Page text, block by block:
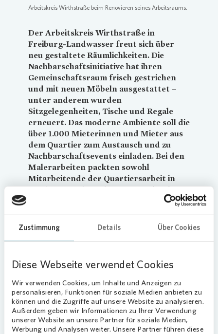
Zustimmung Details Über Cookies
Diese Webseite verwendet Cookies
Wir verwenden Cookies, um Inhalte und Anzeigen zu
personalisieren, Funktionen für soziale Medien anbieten zu
können und die Zugriffe auf unsere Website zu analysieren.
Außerdem geben wir Informationen zu Ihrer Verwendung
unserer Website an unsere Partner für soziale Medien,
Werbung und Analysen weiter. Unsere Partner führen diese
Arbeitskreis Wirthstraße beim Renovieren seines Arbeitsraums.
Der Arbeitskreis Wirthstraße in
Freiburg-Landwasser freut sich über
neu gestaltete Räumlichkeiten. Die
Nachbarschaftsinitiative hat ihren
Gemeinschaftsraum frisch gestrichen
und mit neuen Möbeln ausgestattet –
unter anderem wurden
Sitzgelegenheiten, Tische und Regale
erneuert. Das moderne Ambiente soll die
über 1.000 Mieterinnen und Mieter aus
dem Quartier zum Austausch und zu
Nachbarschaftsevents einladen. Bei den
Malerarbeiten packten sowohl
Mitarbeitende der Quartiersarbeit in
Landwasser als auch vonVonoviamit an
und unterstützten die Renovierung.
Vonoviaspendete neben frischer Farbe
und Malerbedarf 1.500 Euro für neue
Nachbarschaft im Großquartier
Der Arbeitskreis ist eine Initiative von Mieterinnen
und Mietern der Wirthstraße. Sie setzen sich für
ein besseres Zusammenleben im Quartier ein. Ziel
ist, das Miteinander zu fördern,